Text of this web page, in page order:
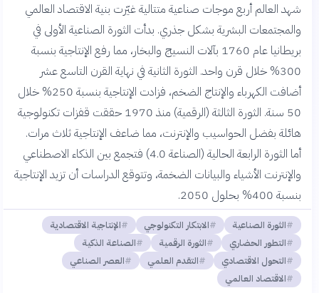
شهد العالم أربع موجات صناعية متتالية غيّرت بنية الاقتصاد العالمي
والمجتمعات البشرية بشكل جذري. بدأت الثورة الصناعية الأولى في
بريطانيا عام 1760 بآلات النسيج والبخار، مما رفع الإنتاجية بنسبة
300% خلال قرن واحد. الثورة الثانية في نهاية القرن التاسع عشر
أضافت الكهرباء والإنتاج الضخم، فزادت الإنتاجية بنسبة 250% خلال
50 سنة. الثورة الثالثة (الرقمية) منذ 1970 حققت قفزات تكنولوجية
هائلة بفضل الحواسيب والإنترنت، مما ضاعف الإنتاجية ثلاث مرات.
أما الثورة الرابعة الحالية (الصناعة 4.0) فتجمع بين الذكاء الاصطناعي
والإنترنت الأشياء والبيانات الضخمة، وتتوقع الدراسات أن تزيد الإنتاجية
بنسبة 400% بحلول 2050.
الثورة الصناعية الابتكار التكنولوجي
الإنتاجية الاقتصادية
التطور الحضاري
الثورة الرقمية
الصناعة الذكية
التحول الاقتصادي
التقدم العلمي
العصر الصناعي
الاقتصاد العالمي